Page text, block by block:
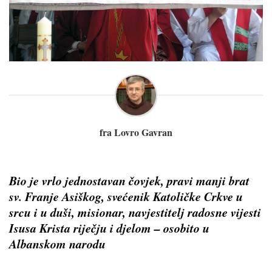
fra Lovro Gavran
Bio je vrlo jednostavan čovjek, pravi manji brat
sv. Franje Asiškog, svećenik Katoličke Crkve u
srcu i u duši, misionar, navjestitelj radosne vijesti
Isusa Krista riječju i djelom – osobito u
Albanskom narodu